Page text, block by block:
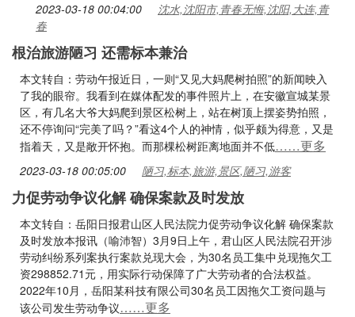
2023-03-18 00:04:00
沈水,沈阳市,青春无悔,沈阳,大连,青
春
根治旅游陋习 还需标本兼治
本文转自：劳动午报近日，一则“又见大妈爬树拍照”的新闻映入
了我的眼帘。我看到在媒体配发的事件照片上，在安徽宣城某景
区，有几名大爷大妈爬到景区松树上，站在树顶上摆姿势拍照，
还不停询问“完美了吗？”看这4个人的神情，似乎颇为得意，又是
指着天，又是敞开怀抱。而那棵松树距离地面并不低……更多
2023-03-18 00:05:00 陋习,标本,旅游,景区,陋习,游客
力促劳动争议化解 确保案款及时发放
本文转自：岳阳日报君山区人民法院力促劳动争议化解 确保案款
及时发放本报讯（喻沛智）3月9日上午，君山区人民法院召开涉
劳动纠纷系列案执行案款兑现大会，为30名员工集中兑现拖欠工
资298852.71元，用实际行动保障了广大劳动者的合法权益。
2022年10月，岳阳某科技有限公司30名员工因拖欠工资问题与
该公司发生劳动争议……更多